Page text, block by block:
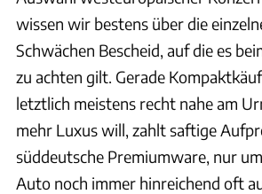
wissen wir bestens über die
Schwächen Bescheid, auf die es
zu achten gilt. Gerade
letztlich meistens recht nahe am
mehr Luxus will, zahlt saftige
süddeutsche Premiumware, nur
Auto noch immer hinreichend oft